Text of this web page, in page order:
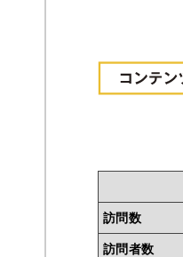
訪問数
訪問者数